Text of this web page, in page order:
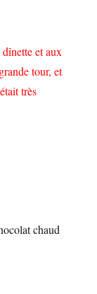
et aux
tour, et
très
chaud